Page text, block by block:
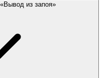
из запоя»